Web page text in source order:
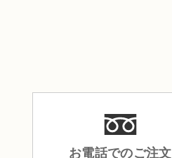
お電話でのご注文